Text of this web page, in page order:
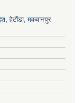
हेटौंडा, मकवानपुर